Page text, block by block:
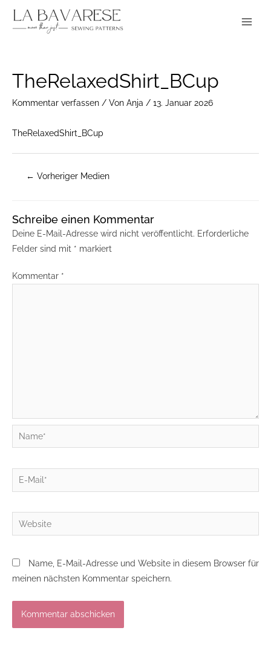
Inhalt
TheRelaxedShirt_BCup
Kommentar verfassen / Von Anja / 13. Januar 2026
TheRelaxedShirt_BCup
navigation
← Vorheriger Medien
Schreibe einen Kommentar
Deine E-Mail-Adresse wird nicht veröffentlicht. Erforderliche
Felder sind mit * markiert
Kommentar *
Name*
E-
Mail*
Website
Name, E-Mail-Adresse und Website in diesem Browser für
meinen nächsten Kommentar speichern.